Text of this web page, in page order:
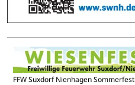
FFW Suxdorf Nienhagen Sommerfest